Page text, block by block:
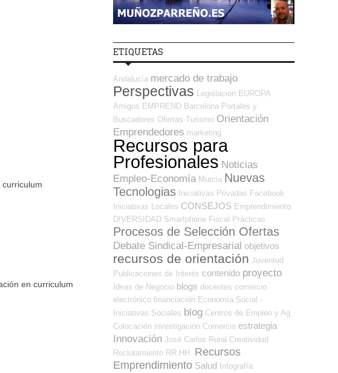
ETIQUETAS
Andalucía mercado de trabajo
Perspectivas Legislación EUROPA
Amigos EMPREND Barcelona Portales y
Buscadores Ofertas Turismo Orientación
Emprendedores marketing
Recursos para
Profesionales Noticias
Empleo-Economía Murcia Nuevas
Tecnologias Iniciativas Privadas Facebook
Iniciativas Locales CONSEJOS Emprendimiento
DIVERSIDAD Smartphone Fiscal Prácticas
Procesos de Selección Ofertas
Debate Sindical-Empresarial objetivos
recursos de orientación Juventud
Publicaciones de Interés contenido proyecto
Ideas de Negocio blogs docentes comercio
electrónico financiación Economía Social -
Iniciativas Sociales blog Centros de Empleo y Ag.
Colocación investigación Comercio estrategia
Innovación José Carlos Rural Creatividad
Reclutamiento RR.HH.
Recursos
Emprendimiento Salud Infografía